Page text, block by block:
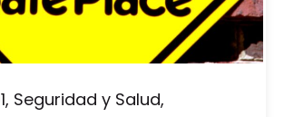
Seguridad y Salud,